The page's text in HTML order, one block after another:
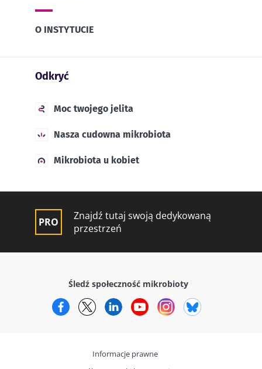
O INSTYTUCIE
Odkryć
Moc twojego jelita
Nasza cudowna mikrobiota
Mikrobiota u kobiet
Znajdź tutaj swoją dedykowaną
przestrzeń
Śledź społeczność mikrobioty
FacebookTwitterLinkedInYouTubeInstagram
Informacje prawne